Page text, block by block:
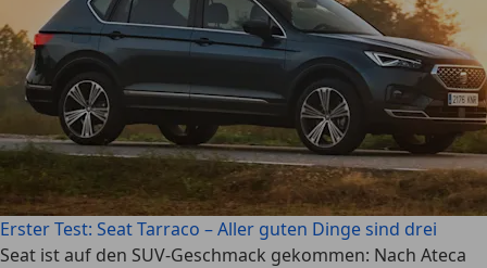
Erster Test: Seat Tarraco – Aller guten Dinge sind drei
Seat ist auf den SUV-Geschmack gekommen: Nach Ateca